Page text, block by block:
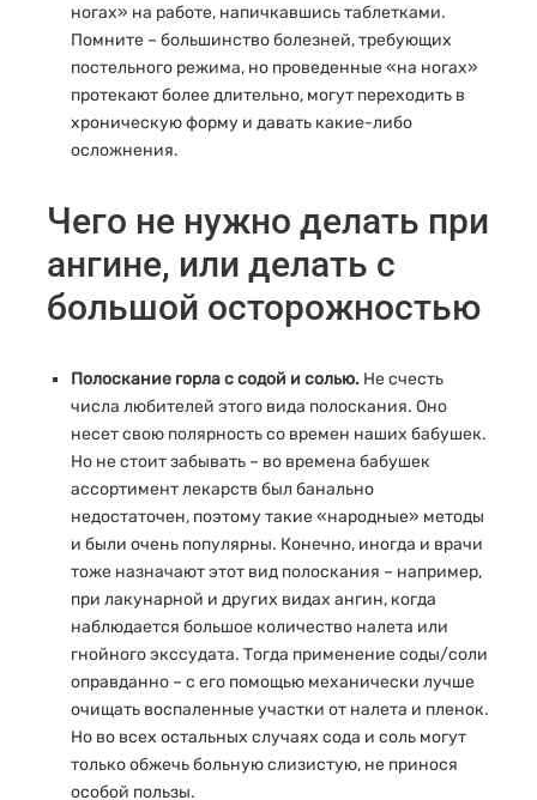
ногах» на работе, напичкавшись таблетками.
Помните – большинство болезней, требующих
постельного режима, но проведенные «на ногах»
протекают более длительно, могут переходить в
хроническую форму и давать какие-либо
осложнения.
Чего не нужно делать при
ангине, или делать с
большой осторожностью
Полоскание горла с содой и солью. Не счесть
числа любителей этого вида полоскания. Оно
несет свою полярность со времен наших бабушек.
Но не стоит забывать – во времена бабушек
ассортимент лекарств был банально
недостаточен, поэтому такие «народные» методы
и были очень популярны. Конечно, иногда и врачи
тоже назначают этот вид полоскания – например,
при лакунарной и других видах ангин, когда
наблюдается большое количество налета или
гнойного экссудата. Тогда применение соды/соли
оправданно – с его помощью механически лучше
очищать воспаленные участки от налета и пленок.
Но во всех остальных случаях сода и соль могут
только обжечь больную слизистую, не принося
особой пользы.